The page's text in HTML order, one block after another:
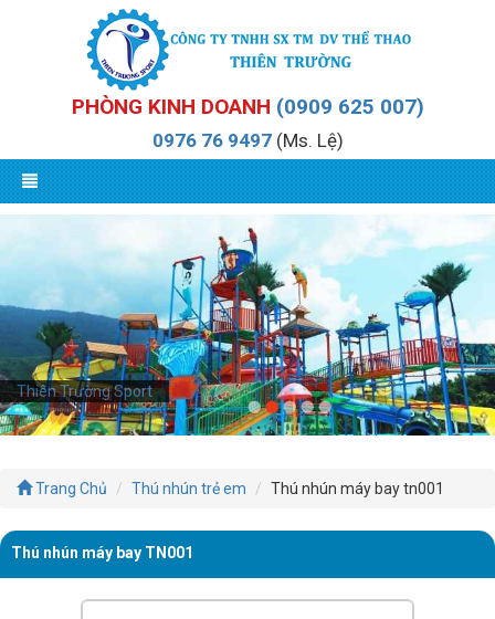
PHÒNG KINH DOANH (0909 625 007)
0976 76 9497(Ms. Lệ)
Thiên Trường Sport
Thiên Trường Sport
Trang Chủ Thú nhún trẻ em Thú nhún máy bay tn001
Thú nhún máy bay TN001